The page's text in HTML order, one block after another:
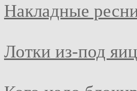
Накладные
Лотки из-под